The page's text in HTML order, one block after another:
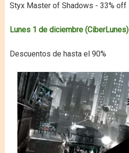
Styx Master of Shadows - 33% off
Lunes 1 de diciembre (CiberLunes)
Descuentos de hasta el 90%